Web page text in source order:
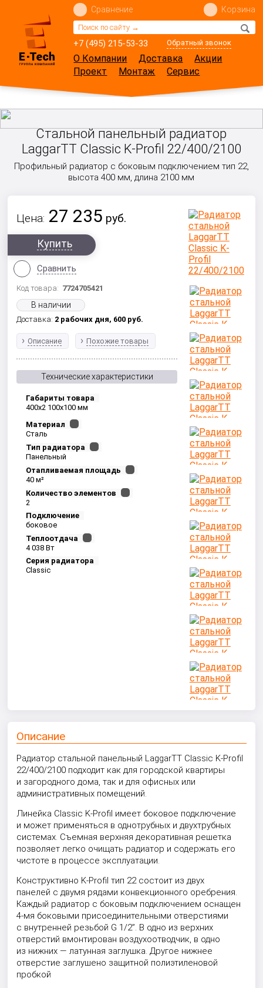
+7 (495) 215-53-33 Обратный звонок
Сравнение Корзина
О Компании Доставка
Акции
Проект
Монтаж Сервис
Стальной панельный радиатор
LaggarTT Classic K-Profil 22/400/2100
Профильный радиатор с боковым подключением тип 22,
высота 400 мм, длина 2100 мм
Цена: 27 235 руб.
Купить
Сравнить
Код товара: 7724705421
В наличии
Доставка: 2 рабочих дня, 600 руб.
Описание Похожие товары
Технические характеристики
Габариты товара
400x2 100x100 мм
Материал
Сталь
Тип радиатора
Панельный
Отапливаемая площадь
40 м²
Количество элементов
2
Подключение
боковое
Теплоотдача
4 038 Вт
Серия радиатора
Classic
Описание
Радиатор стальной панельный LaggarTT Classic K-Profil
22/400/2100 подходит как для городской квартиры
и загородного дома, так и для офисных или
административных помещений.
Линейка Classic K-Profil имеет боковое подключение
и может применяться в однотрубных и двухтрубных
системах. Съемная верхняя декоративная решетка
позволяет легко очищать радиатор и содержать его
чистоте в процессе эксплуатации.
Конструктивно K-Profil тип 22 состоит из двух
панелей с двумя рядами конвекционного оребрения.
Каждый радиатор с боковым подключением оснащен
4-мя боковыми присоединительными отверстиями
с внутренней резьбой G 1/2”. В одно из верхних
отверстий вмонтирован воздухоотводчик, в одно
из нижних — латунная заглушка. Другое нижнее
отверстие заглушено защитной полиэтиленовой
пробкой